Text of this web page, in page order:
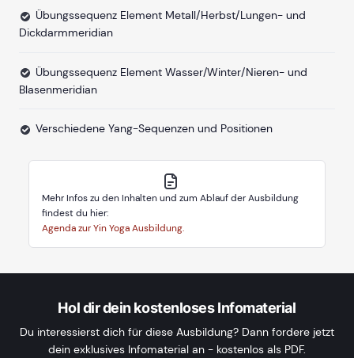
Übungssequenz Element Metall/Herbst/Lungen- und
Dickdarmmeridian
Übungssequenz Element Wasser/Winter/Nieren- und
Blasenmeridian
Verschiedene Yang-Sequenzen und Positionen
Mehr Infos zu den Inhalten und zum Ablauf der Ausbildung
findest du hier:
Agenda zur Yin Yoga Ausbildung.
Hol dir dein kostenloses Infomaterial
Du interessierst dich für diese Ausbildung? Dann fordere jetzt
dein exklusives Infomaterial an - kostenlos als PDF.